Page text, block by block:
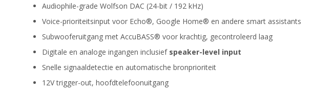
Audiophile-grade Wolfson DAC (24-bit / 192 kHz)
Voice-prioriteitsinput voor Echo®, Google Home® en andere smart assistants
Subwooferuitgang met AccuBASS® voor krachtig, gecontroleerd laag
Digitale en analoge ingangen inclusief speaker-level input
Snelle signaaldetectie en automatische bronprioriteit
12V trigger-out, hoofdtelefoonuitgang